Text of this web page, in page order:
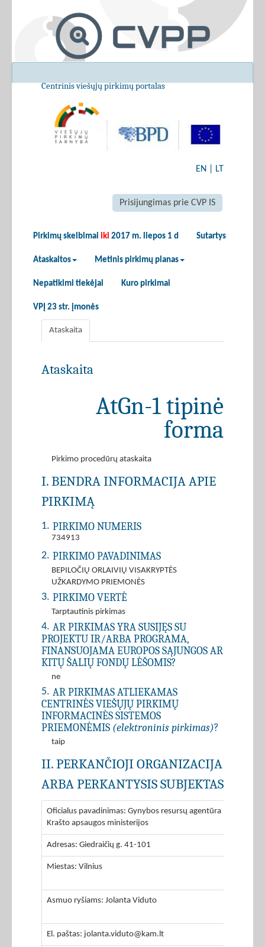
Centrinis viešųjų pirkimų portalas
EN LT
Prisijungimas prie CVP IS
Pirkimų skelbimai iki 2017 m. liepos 1 d Sutartys
Ataskaitos Metinis pirkimų planas
Nepatikimi tiekėjai Kuro pirkimai
VPĮ 23 str. įmonės
Ataskaita
Ataskaita
AtGn-1 tipinė
forma
Pirkimo procedūrų ataskaita
I. BENDRA INFORMACIJA APIE
PIRKIMĄ
1. PIRKIMO NUMERIS
734913
2. PIRKIMO PAVADINIMAS
BEPILOČIŲ ORLAIVIŲ VISAKRYPTĖS
UŽKARDYMO PRIEMONĖS
3. PIRKIMO VERTĖ
Tarptautinis pirkimas
4. AR PIRKIMAS YRA SUSIJĘS SU
PROJEKTU IR/ARBA PROGRAMA,
FINANSUOJAMA EUROPOS SĄJUNGOS AR
KITŲ ŠALIŲ FONDŲ LĖŠOMIS?
ne
5. AR PIRKIMAS ATLIEKAMAS
CENTRINĖS VIEŠŲJŲ PIRKIMŲ
INFORMACINĖS SISTEMOS
PRIEMONĖMIS (elektroninis pirkimas)?
taip
II. PERKANČIOJI ORGANIZACIJA
ARBA PERKANTYSIS SUBJEKTAS
Oficialus pavadinimas: Gynybos resursų agentūra prie
Krašto apsaugos ministerijos
Adresas: Giedraičių g. 41-101
Miestas: Vilnius
Asmuo ryšiams: Jolanta Viduto
El. paštas: jolanta.viduto@kam.lt